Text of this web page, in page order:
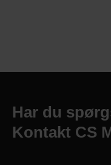
Har du
Kontakt CS